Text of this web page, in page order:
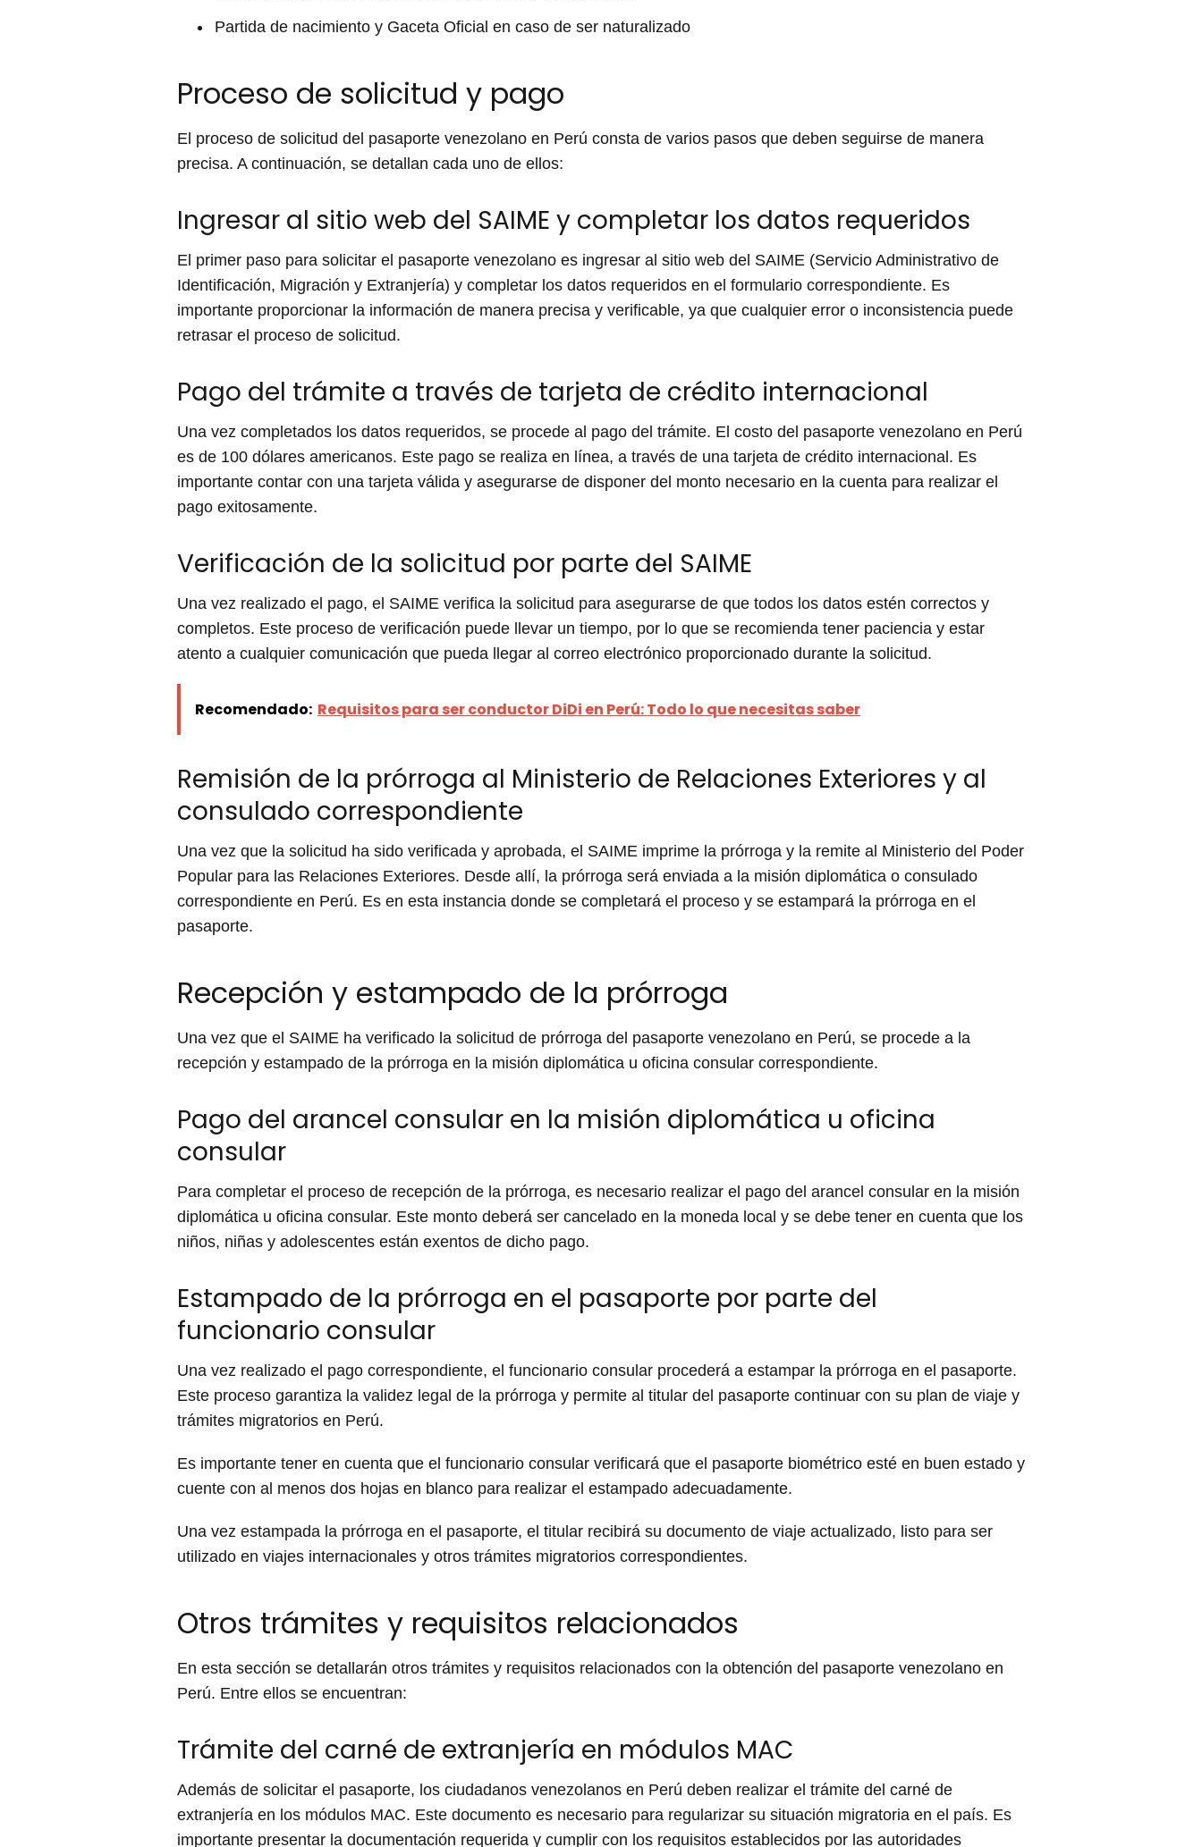
Partida de nacimiento y Gaceta Oficial en caso de ser naturalizado
Proceso de solicitud y pago
El proceso de solicitud del pasaporte venezolano en Perú consta de varios pasos que deben seguirse de manera
precisa. A continuación, se detallan cada uno de ellos:
Ingresar al sitio web del SAIME y completar los datos requeridos
El primer paso para solicitar el pasaporte venezolano es ingresar al sitio web del SAIME (Servicio Administrativo de
Identificación, Migración y Extranjería) y completar los datos requeridos en el formulario correspondiente. Es
importante proporcionar la información de manera precisa y verificable, ya que cualquier error o inconsistencia puede
retrasar el proceso de solicitud.
Pago del trámite a través de tarjeta de crédito internacional
Una vez completados los datos requeridos, se procede al pago del trámite. El costo del pasaporte venezolano en Perú
es de 100 dólares americanos. Este pago se realiza en línea, a través de una tarjeta de crédito internacional. Es
importante contar con una tarjeta válida y asegurarse de disponer del monto necesario en la cuenta para realizar el
pago exitosamente.
Verificación de la solicitud por parte del SAIME
Una vez realizado el pago, el SAIME verifica la solicitud para asegurarse de que todos los datos estén correctos y
completos. Este proceso de verificación puede llevar un tiempo, por lo que se recomienda tener paciencia y estar
atento a cualquier comunicación que pueda llegar al correo electrónico proporcionado durante la solicitud.
Recomendado: Requisitos para ser conductor DiDi en Perú: Todo lo que necesitas saber
Remisión de la prórroga al Ministerio de Relaciones Exteriores y al
consulado correspondiente
Una vez que la solicitud ha sido verificada y aprobada, el SAIME imprime la prórroga y la remite al Ministerio del Poder
Popular para las Relaciones Exteriores. Desde allí, la prórroga será enviada a la misión diplomática o consulado
correspondiente en Perú. Es en esta instancia donde se completará el proceso y se estampará la prórroga en el
pasaporte.
Recepción y estampado de la prórroga
Una vez que el SAIME ha verificado la solicitud de prórroga del pasaporte venezolano en Perú, se procede a la
recepción y estampado de la prórroga en la misión diplomática u oficina consular correspondiente.
Pago del arancel consular en la misión diplomática u oficina
consular
Para completar el proceso de recepción de la prórroga, es necesario realizar el pago del arancel consular en la misión
diplomática u oficina consular. Este monto deberá ser cancelado en la moneda local y se debe tener en cuenta que los
niños, niñas y adolescentes están exentos de dicho pago.
Estampado de la prórroga en el pasaporte por parte del
funcionario consular
Una vez realizado el pago correspondiente, el funcionario consular procederá a estampar la prórroga en el pasaporte.
Este proceso garantiza la validez legal de la prórroga y permite al titular del pasaporte continuar con su plan de viaje y
trámites migratorios en Perú.
Es importante tener en cuenta que el funcionario consular verificará que el pasaporte biométrico esté en buen estado y
cuente con al menos dos hojas en blanco para realizar el estampado adecuadamente.
Una vez estampada la prórroga en el pasaporte, el titular recibirá su documento de viaje actualizado, listo para ser
utilizado en viajes internacionales y otros trámites migratorios correspondientes.
Otros trámites y requisitos relacionados
En esta sección se detallarán otros trámites y requisitos relacionados con la obtención del pasaporte venezolano en
Perú. Entre ellos se encuentran:
Trámite del carné de extranjería en módulos MAC
Además de solicitar el pasaporte, los ciudadanos venezolanos en Perú deben realizar el trámite del carné de
extranjería en los módulos MAC. Este documento es necesario para regularizar su situación migratoria en el país. Es
importante presentar la documentación requerida y cumplir con los requisitos establecidos por las autoridades